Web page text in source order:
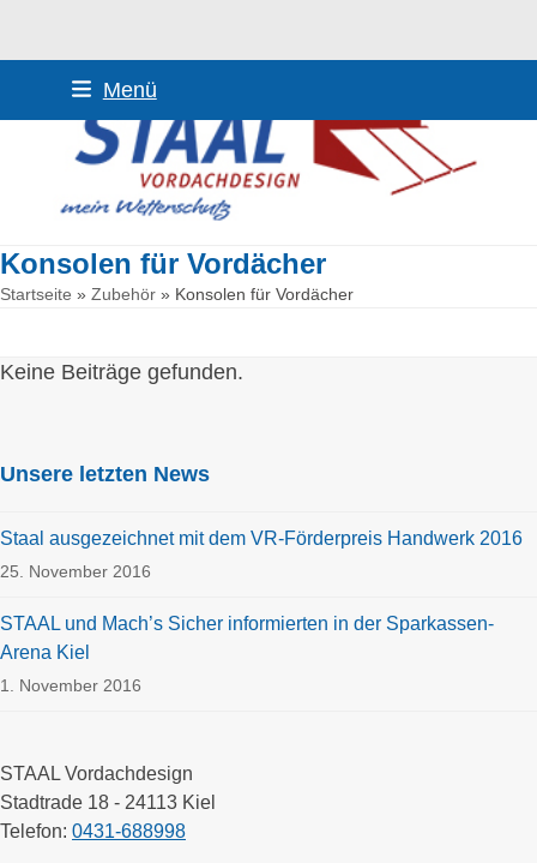
Menü
Konsolen für Vordächer
Startseite » Zubehör » Konsolen für Vordächer
Keine Beiträge gefunden.
Unsere letzten News
Staal ausgezeichnet mit dem VR-Förderpreis Handwerk 2016
25. November 2016
STAAL und Mach’s Sicher informierten in der Sparkassen-
Arena Kiel
1. November 2016
STAAL Vordachdesign
Stadtrade 18 - 24113 Kiel
Telefon: 0431-688998